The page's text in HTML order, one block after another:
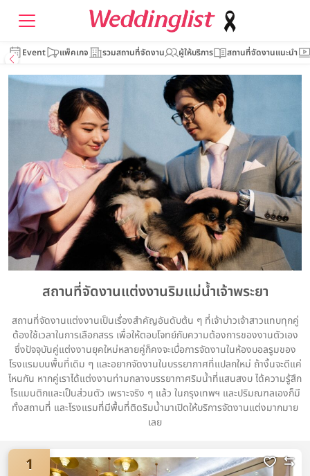
Event แพ็คเกจ รวมสถานที่จัดงาน ผู้ให้บริการ สถานที่จัดงานแนะนำ
สถานที่จัดงานแต่งงานริมแม่น้ำเจ้าพระยา
สถานที่จัดงานแต่งงานเป็นเรื่องสำคัญอันดับต้น ๆ ที่เจ้าบ่าวเจ้าสาวแทบทุกคู่
ต้องใช้เวลาในการเลือกสรร เพื่อให้ตอบโจทย์กับความต้องการของงานตัวเอง
ซึ่งปัจจุบันคู่แต่งงานยุคใหม่หลายคู่ก็คงจะเบื่อการจัดงานในห้องบอลรูมของ
โรงแรมบนพื้นที่เดิม ๆ และอยากจัดงานในบรรยากาศที่แปลกใหม่ ถ้างั้นจะดีแค่
ไหนกัน หากคู่เราได้แต่งงานท่ามกลางบรรยากาศริมน้ำที่แสนสงบ ได้ความรู้สึก
โรแมนติกและเป็นส่วนตัว เพราะจริง ๆ แล้ว ในกรุงเทพฯ และปริมณฑลเองก็มี
ทั้งสถานที่ และโรงแรมที่มีพื้นที่ติดริมน้ำมาเปิดให้บริการจัดงานแต่งมากมาย
เลย
1